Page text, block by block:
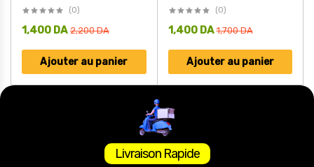
(0)
2,200DA
1,400 DA
Ajouter au panier
(0)
1,700DA
1,400 DA
Ajouter au panier
Livraison Rapide